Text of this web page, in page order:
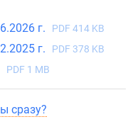
г. PDF 414 KB
г. PDF 378 KB
PDF 1 MB
сразу?